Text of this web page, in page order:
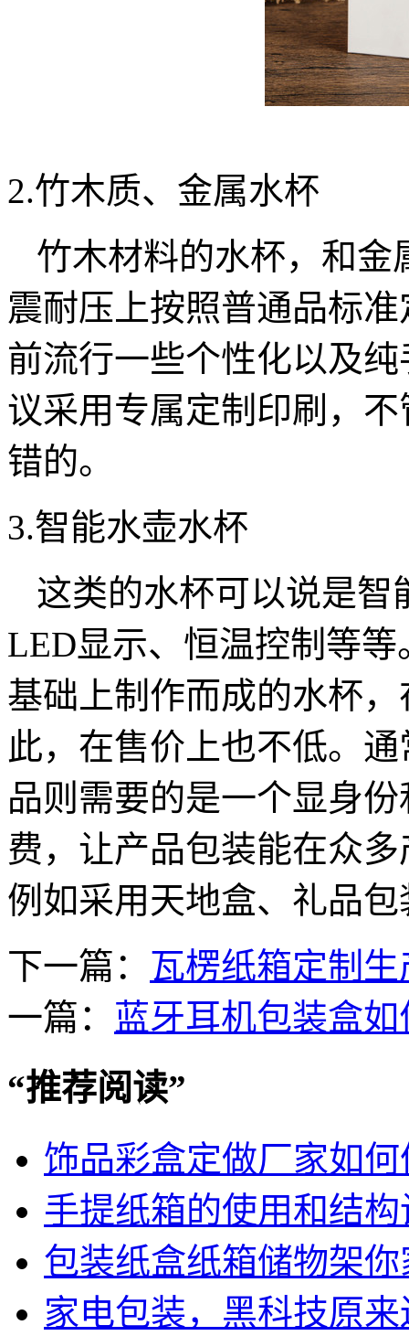
2.竹木质、金属水杯
竹木材料的水杯，和金
震耐压上按照普通品标准
前流行一些个性化以及
议采用专属定制印刷，
错的。
3.智能水壶水杯
这类的水杯可以说是
LED显示、恒温控制等
基础上制作而成的水杯
此，在售价上也不低。
品则需要的是一个显身
费，让产品包装能在众
例如采用天地盒、礼品包
下一篇： 瓦楞纸箱定制
一篇： 蓝牙耳机包装盒
“推荐阅读”
饰品彩盒定做厂家如
手提纸箱的使用和结
包装纸盒纸箱储物架
家电包装，黑科技原